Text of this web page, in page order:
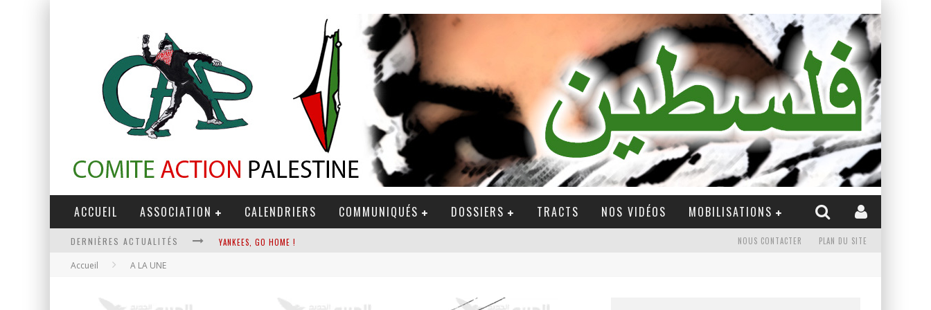
ACCUEIL ASSOCIATION CALENDRIERS COMMUNIQUÉS DOSSIERS TRACTS NOS VIDÉOS MOBILISATIONS
DERNIÈRES ACTUALITÉS YANKEES, GO HOME ! NOUS CONTACTER PLAN DU SITE
Accueil A LA UNE